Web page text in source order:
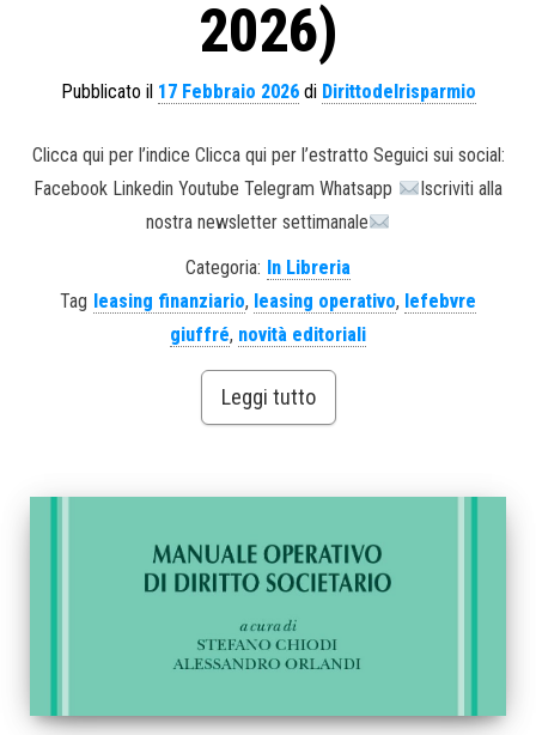
2026)
Pubblicato il 17 Febbraio 2026di Dirittodelrisparmio
Clicca qui per l’indice Clicca qui per l’estratto Seguici sui social:
Facebook Linkedin Youtube Telegram Whatsapp
Iscriviti alla
nostra newsletter settimanale
Categoria: In Libreria
Tag leasing finanziario, leasing operativo, lefebvre
giuffré, novità editoriali
Leggi tutto